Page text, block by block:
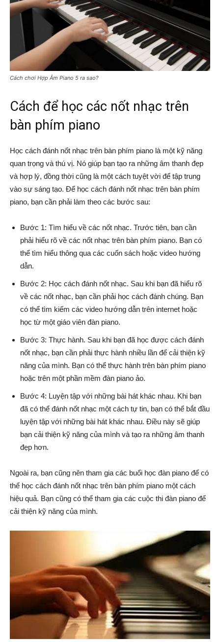
Cách chơi Hợp Âm Piano 5 ra sao?
Cách để học các nốt nhạc trên
bàn phím piano
Học cách đánh nốt nhạc trên bàn phím piano là một kỹ năng
quan trọng và thú vị. Nó giúp bạn tạo ra những âm thanh đẹp
và hợp lý, đồng thời cũng là một cách tuyệt vời để tập trung
vào sự sáng tạo. Để học cách đánh nốt nhạc trên bàn phím
piano, bạn cần phải làm theo các bước sau:
Bước 1: Tìm hiểu về các nốt nhạc. Trước tiên, bạn cần
phải hiểu rõ về các nốt nhạc trên bàn phím piano. Bạn có
thể tìm hiểu thông qua các cuốn sách hoặc video hướng
dẫn.
Bước 2: Học cách đánh nốt nhạc. Sau khi bạn đã hiểu rõ
về các nốt nhạc, bạn cần phải học cách đánh chúng. Bạn
có thể tìm kiếm các video hướng dẫn trên internet hoặc
học từ một giáo viên đàn piano.
Bước 3: Thực hành. Sau khi bạn đã học được cách đánh
nốt nhạc, bạn cần phải thực hành nhiều lần để cải thiện kỹ
năng của mình. Bạn có thể thực hành trên bàn phím piano
hoặc trên một phần mềm đàn piano ảo.
Bước 4: Luyện tập với những bài hát khác nhau. Khi bạn
đã có thể đánh nốt nhạc một cách tự tin, bạn có thể bắt đầu
luyện tập với những bài hát khác nhau. Điều này sẽ giúp
bạn cải thiện kỹ năng của mình và tạo ra những âm thanh
đẹp hơn.
Ngoài ra, bạn cũng nên tham gia các buổi học đàn piano để có
thể học cách đánh nốt nhạc trên bàn phím piano một cách
hiệu quả. Bạn cũng có thể tham gia các cuộc thi đàn piano để
cải thiện kỹ năng của mình.